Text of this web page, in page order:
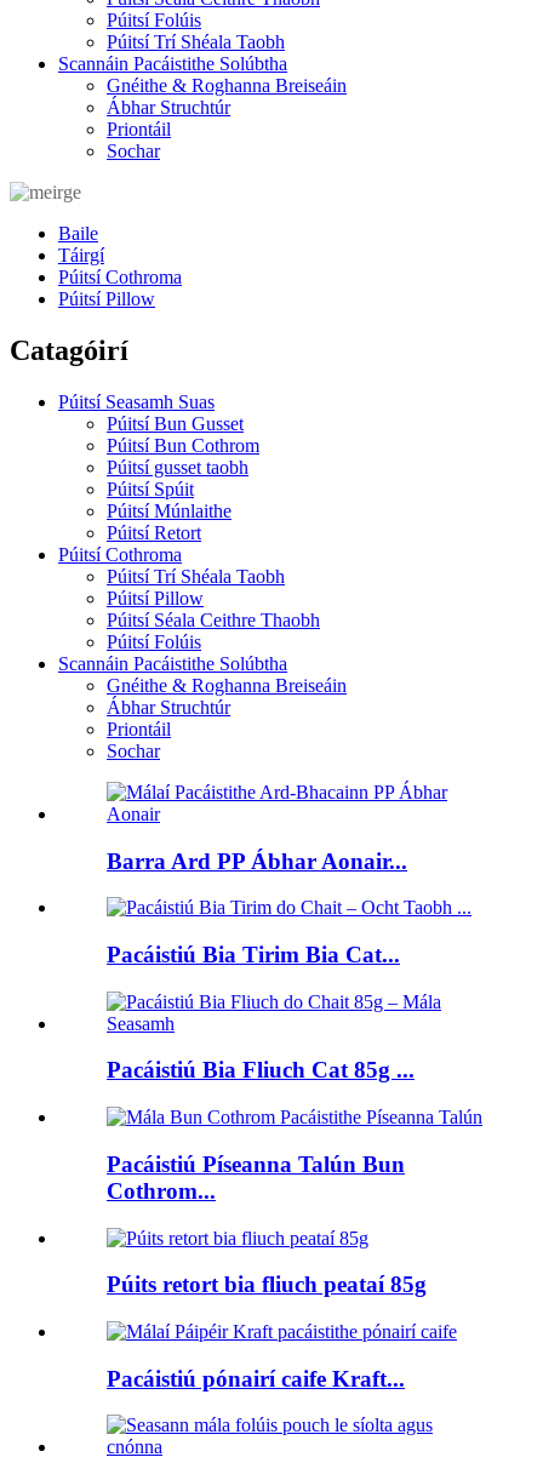
Púitsí Folúis
Púitsí Trí Shéala Taobh
Scannáin Pacáistithe Solúbtha
Gnéithe & Roghanna Breiseáin
Ábhar Struchtúr
Priontáil
Sochar
Baile
Táirgí
Púitsí Cothroma
Púitsí Pillow
Catagóirí
Púitsí Seasamh Suas
Púitsí Bun Gusset
Púitsí Bun Cothrom
Púitsí gusset taobh
Púitsí Spúit
Púitsí Múnlaithe
Púitsí Retort
Púitsí Cothroma
Púitsí Trí Shéala Taobh
Púitsí Pillow
Púitsí Séala Ceithre Thaobh
Púitsí Folúis
Scannáin Pacáistithe Solúbtha
Gnéithe & Roghanna Breiseáin
Ábhar Struchtúr
Priontáil
Sochar
Barra Ard PP Ábhar Aonair...
Pacáistiú Bia Tirim Bia Cat...
Pacáistiú Bia Fliuch Cat 85g ...
Pacáistiú Píseanna Talún Bun
Cothrom...
Púits retort bia fliuch peataí 85g
Pacáistiú pónairí caife Kraft...